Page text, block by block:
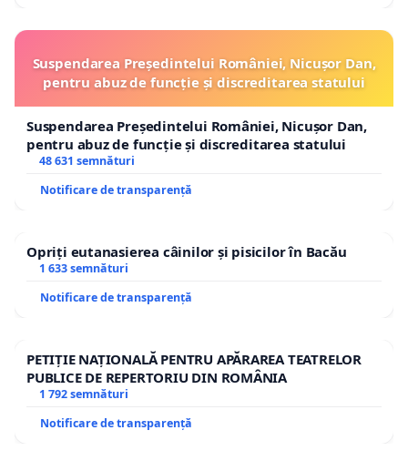
identificarea celor mai bune soluţii de
finanţare a proiectelor urbane.
Publicarea unui raport detaliat care să
suplimentare, precum şi modul în care
acestea vor fi utilizate.
Vă solicităm să aveți în vedere că este
afectează viaţa!
Vă mulţumim şi sperăm că veţi da curs solicitărilor
Cu stimă, cetățenii Sectorului 4!
Suspendarea Președintelui României, Nicușor Dan,
pentru abuz de funcție și discreditarea statului
Suspendarea Președintelui României, Nicușor Dan,
pentru abuz de funcție și discreditarea statului
48 631 semnături
Notificare de transparență
Opriți eutanasierea câinilor și pisicilor în Bacău
1 633 semnături
Notificare de transparență
PETIȚIE NAȚIONALĂ PENTRU APĂRAREA TEATRELOR
PUBLICE DE REPERTORIU DIN ROMÂNIA
1 792 semnături
Notificare de transparență